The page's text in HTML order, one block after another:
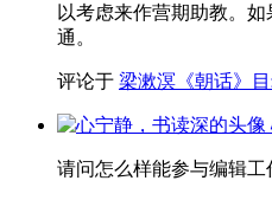
以考虑来作营期助教。
通。
评论于 梁漱溟《朝话》
请问怎么样能参与编辑工